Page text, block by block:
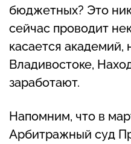
бюджетных? Это
сейчас проводит
касается академий,
Владивостоке,
заработают.
Напомним, что в
Арбитражный суд